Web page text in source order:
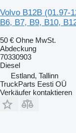
Volvo B12B (01.97-
B6, B7, B9, B10,
50 € Ohne MwSt.
Abdeckung
70330903
Diesel
Estland, Tallinn
TruckParts Eesti OÜ
Verkäufer kontaktieren